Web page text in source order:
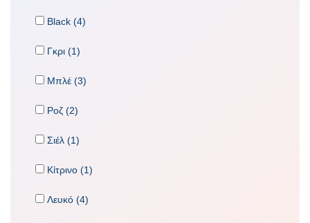
Black (4)
Γκρι (1)
Μπλέ (3)
Ροζ (2)
Σιέλ (1)
Κίτρινο (1)
Λευκό (4)